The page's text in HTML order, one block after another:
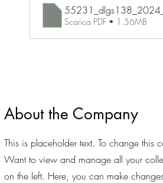
Scarica PDF • 1.56MB
About the Company
This is placeholder text. To change this
Want to view and manage all your
on the left. Here, you can make